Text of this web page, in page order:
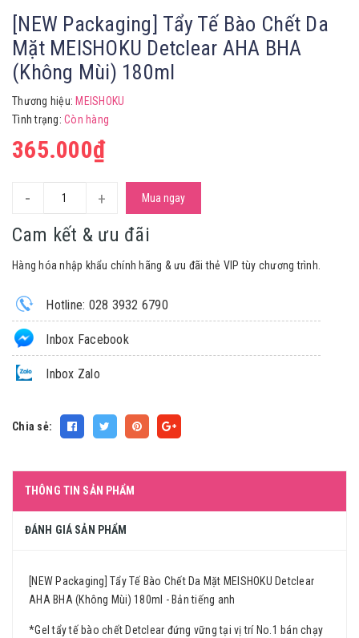
[NEW Packaging] Tẩy Tế Bào Chết Da
Mặt MEISHOKU Detclear AHA BHA
(Không Mùi) 180ml
Thương hiệu: MEISHOKU
Tình trạng: Còn hàng
365.000₫
- + Mua ngay
Cam kết & ưu đãi
Hàng hóa nhập khẩu chính hãng & ưu đãi thẻ VIP tùy chương trình.
Hotline: 028 3932 6790
Inbox Facebook
Inbox Zalo
Chia sẻ:
THÔNG TIN SẢN PHẨM
ĐÁNH GIÁ SẢN PHẨM
[NEW Packaging] Tẩy Tế Bào Chết Da Mặt MEISHOKU Detclear
AHA BHA (Không Mùi) 180ml - Bản tiếng anh
*Gel tẩy tế bào chết Detclear đứng vững tại vị trí No.1 bán chạy